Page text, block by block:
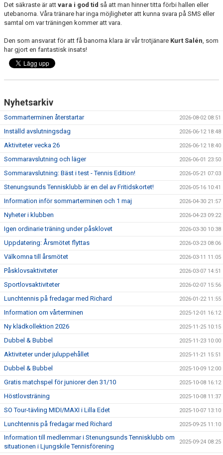
Det säkraste är att vara i god tid så att man hinner titta förbi hallen eller
utebanorna. Våra tränare har inga möjligheter att kunna svara på SMS eller
samtal om var träningen kommer att vara.
Den som ansvarat för att få banorna klara är vår trotjänare Kurt Salén, som
har gjort en fantastisk insats!
Nyhetsarkiv
Sommarterminen återstartar 2026-08-02 08:51
Inställd avslutningsdag 2026-06-12 18:48
Aktiviteter vecka 26 2026-06-12 18:40
Sommaravslutning och läger 2026-06-01 23:50
Sommaravslutning: Bäst i test - Tennis Edition! 2026-05-21 07:03
Stenungsunds Tennisklubb är en del av Fritidskortet! 2026-05-16 10:41
Information inför sommarterminen och 1 maj 2026-04-30 21:57
Nyheter i klubben 2026-04-23 09:22
Igen ordinarie träning under påsklovet 2026-03-30 10:38
Uppdatering: Årsmötet flyttas 2026-03-23 08:06
Välkomna till årsmötet 2026-03-11 11:05
Påsklovsaktiviteter 2026-03-07 14:51
Sportlovsaktiviteter 2026-02-07 15:56
Lunchtennis på fredagar med Richard 2026-01-22 11:55
Information om vårterminen 2025-12-01 16:12
Ny klädkollektion 2026 2025-11-25 10:15
Dubbel & Bubbel 2025-11-23 10:00
Aktiviteter under juluppehållet 2025-11-21 15:51
Dubbel & Bubbel 2025-10-09 12:00
Gratis matchspel för juniorer den 31/10 2025-10-08 16:12
Höstlovsträning 2025-10-08 11:37
SO Tour-tävling MIDI/MAXI i Lilla Edet 2025-10-07 13:10
Lunchtennis på fredagar med Richard 2025-09-25 11:10
Information till medlemmar i Stenungsunds Tennisklubb om
situationen i Ljungskile Tennisförening
2025-09-24 08:25